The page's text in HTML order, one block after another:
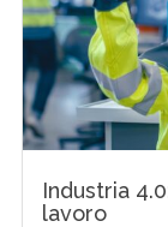
Industria
lavoro